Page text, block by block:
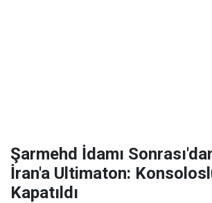
Şarmehd İdamı
İran'a Ultimaton:
Kapatıldı